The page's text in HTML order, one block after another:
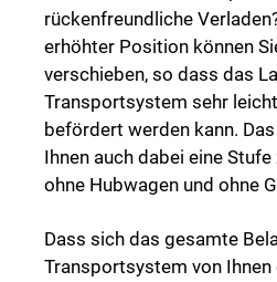
rückenfreundliche
erhöhter Position können
verschieben, so dass das
Transportsystem sehr
befördert werden kann.
Ihnen auch dabei eine
ohne Hubwagen und ohne
Dass sich das gesamte
Transportsystem von